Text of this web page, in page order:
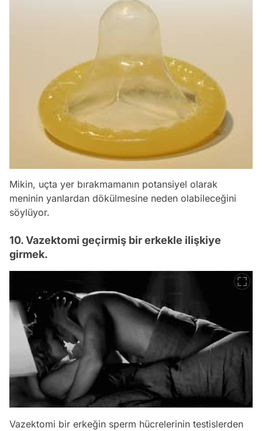
Mikin, uçta yer bırakmamanın potansiyel olarak
meninin yanlardan dökülmesine neden olabileceğini
söylüyor.
10. Vazektomi geçirmiş bir erkekle ilişkiye
girmek.
Vazektomi bir erkeğin sperm hücrelerinin testislerden